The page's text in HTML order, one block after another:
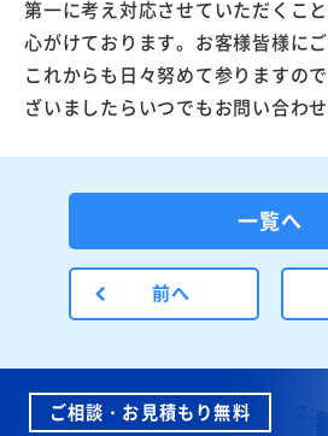
第一に考え対応させていただくこ
心がけております。お客様皆様に
これからも日々努めて参りますの
ざいましたらいつでもお問い合わせ
前へ
一覧へ
ご相談・お見積もり無料